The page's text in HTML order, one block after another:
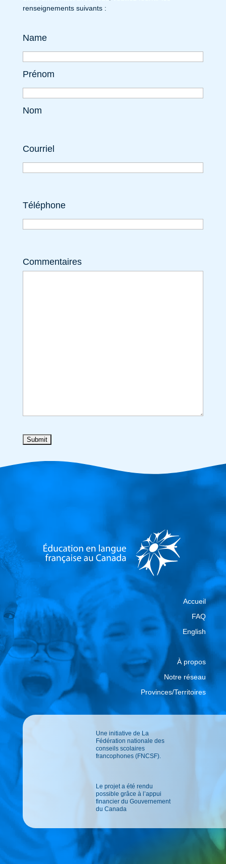
renseignements suivants :
Name
Prénom
Nom
Courriel
Téléphone
Commentaires
Accueil
FAQ
English
À propos
Notre réseau
Provinces/Territoires
Une initiative de La
Fédération nationale des
conseils scolaires
francophones (FNCSF).
Le projet a été rendu
possible grâce à l’appui
financier du Gouvernement
du Canada